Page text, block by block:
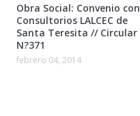
Obra Social: Convenio con
Consultorios LALCEC de
Santa Teresita // Circular
N?371
febrero 04, 2014